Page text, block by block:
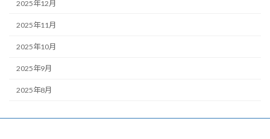
2025年12月
2025年11月
2025年10月
2025年9月
2025年8月